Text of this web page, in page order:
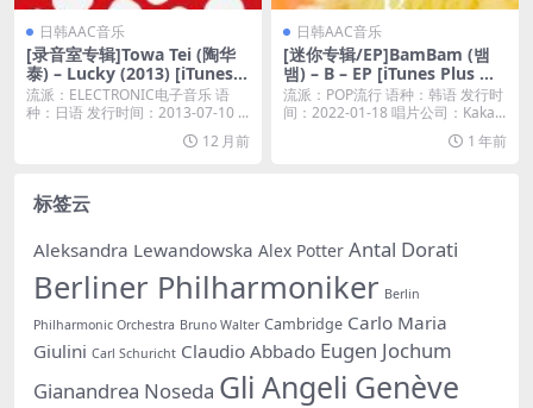
日韩AAC音乐
[录音室专辑]Towa Tei (陶华
泰) – Lucky (2013) [iTunes P
lus M4A]
流派：ELECTRONIC电子音乐 语
种：日语 发行时间：2013-07-10 ...
12 月前
日韩AAC音乐
[迷你专辑/EP]BamBam (뱀
뱀) – B – EP [iTunes Plus M4
A]
流派：POP流行 语种：韩语 发行时
间：2022-01-18 唱片公司：Kaka...
1 年前
标签云
Aleksandra Lewandowska Alex Potter Antal Dorati
Berliner Philharmoniker Berlin
Philharmonic Orchestra Bruno Walter Cambridge Carlo Maria
Giulini Carl Schuricht Claudio Abbado Eugen Jochum
Gianandrea Noseda Gli Angeli Genève